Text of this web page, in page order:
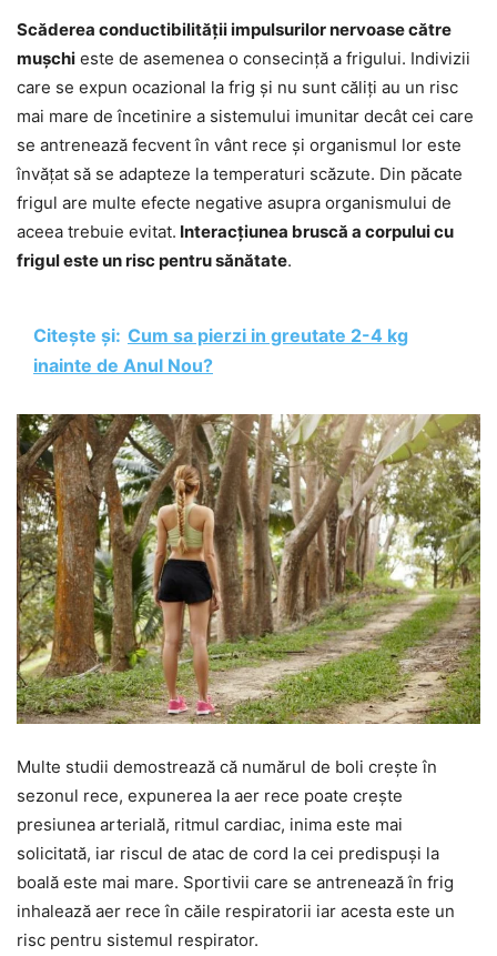
Scăderea conductibilității impulsurilor nervoase către
mușchi este de asemenea o consecință a frigului. Indivizii
care se expun ocazional la frig și nu sunt căliți au un risc
mai mare de încetinire a sistemului imunitar decât cei care
se antrenează fecvent în vânt rece și organismul lor este
învățat să se adapteze la temperaturi scăzute. Din păcate
frigul are multe efecte negative asupra organismului de
aceea trebuie evitat. Interacțiunea bruscă a corpului cu
frigul este un risc pentru sănătate.
Citește și: Cum sa pierzi in greutate 2-4 kg
inainte de Anul Nou?
Multe studii demostrează că numărul de boli crește în
sezonul rece, expunerea la aer rece poate crește
presiunea arterială, ritmul cardiac, inima este mai
solicitată, iar riscul de atac de cord la cei predispuși la
boală este mai mare. Sportivii care se antrenează în frig
inhalează aer rece în căile respiratorii iar acesta este un
risc pentru sistemul respirator.